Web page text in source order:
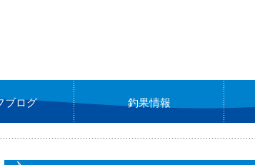
ブログ 釣果情報